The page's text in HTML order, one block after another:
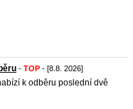
- TOP - [8.8. 2026]
k odběru poslední dvě